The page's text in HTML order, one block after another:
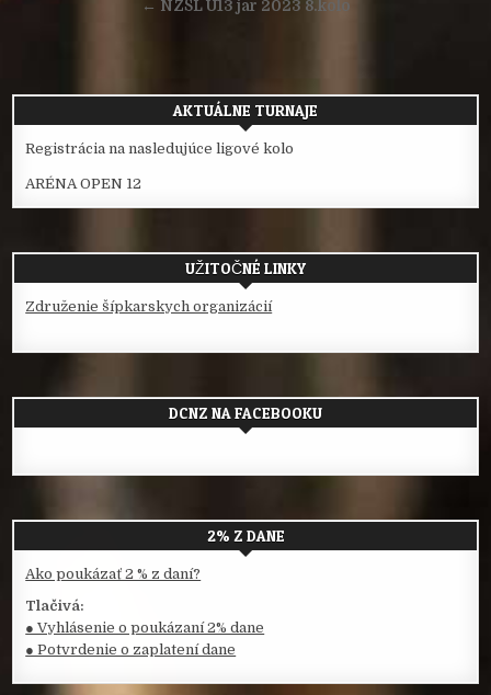
← NZŠL U13 jar 2023 8.kolo
AKTUÁLNE TURNAJE
Registrácia na nasledujúce ligové kolo
ARÉNA OPEN 12
UŽITOČNÉ LINKY
Združenie šípkarskych organizácií
DCNZ NA FACEBOOKU
2% Z DANE
Ako poukázať 2 % z daní?
Tlačivá:
● Vyhlásenie o poukázaní 2% dane
● Potvrdenie o zaplatení dane